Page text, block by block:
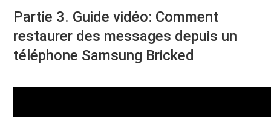
Partie 3. Guide vidéo: Comment
restaurer des messages depuis un
téléphone Samsung Bricked